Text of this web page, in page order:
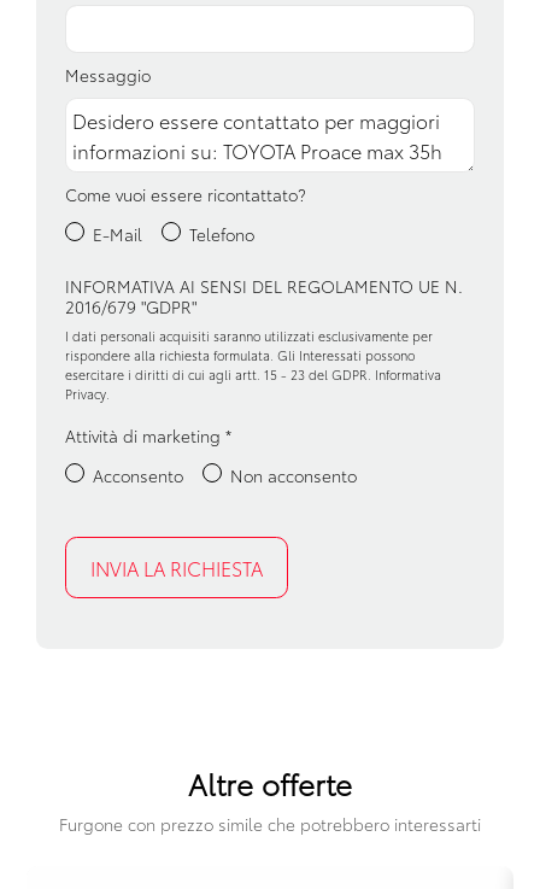
Portaoggetti aggiuntivi
Presa 12v aggiuntiva
Presa 230v
Ruota di scorta
Sedili anteriori regolabili
Sensori di pioggia
Sensori parch post + retrocamera
Sistema di chiamata d'emergenza
Sistema di ricarica wireless per smartphone
Specchietti retrovisori elettrici e riscaldabili
Telecamera posteriore
Messaggio
Come vuoi essere ricontattato?
E-Mail
Telefono
INFORMATIVA AI SENSI DEL REGOLAMENTO UE N.
2016/679 "GDPR"
I dati personali acquisiti saranno utilizzati esclusivamente per
rispondere alla richiesta formulata. Gli Interessati possono
esercitare i diritti di cui agli artt. 15 - 23 del GDPR. Informativa
Privacy
Attività di marketing *
Acconsento
Non acconsento
Altre offerte
Furgone con prezzo simile che potrebbero interessarti